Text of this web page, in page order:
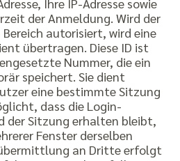
Ihre IP-Adresse sowie
der Anmeldung. Wird der
autorisiert, wird eine
übertragen. Diese ID ist
Nummer, die ein
speichert. Sie dient
eine bestimmte Sitzung
dass die Login-
der Sitzung erhalten bleibt,
Fenster derselben
an Dritte erfolgt